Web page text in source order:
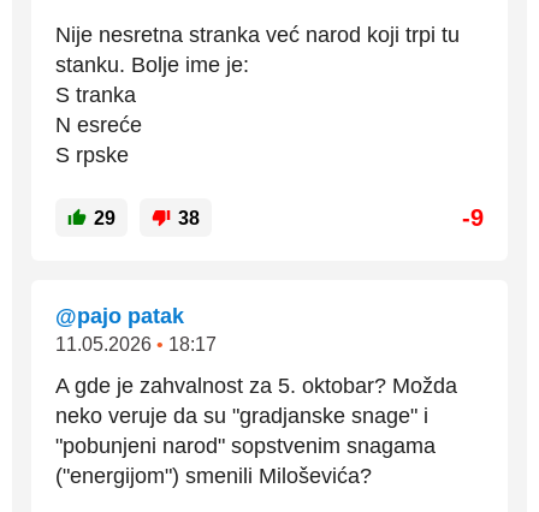
Nije nesretna stranka već narod koji trpi tu
stanku. Bolje ime je:
S tranka
N esreće
S rpske
29 38 -9
@pajo patak
11.05.2026 • 18:17
A gde je zahvalnost za 5. oktobar? Možda
neko veruje da su "gradjanske snage" i
"pobunjeni narod" sopstvenim snagama
("energijom") smenili Miloševića?